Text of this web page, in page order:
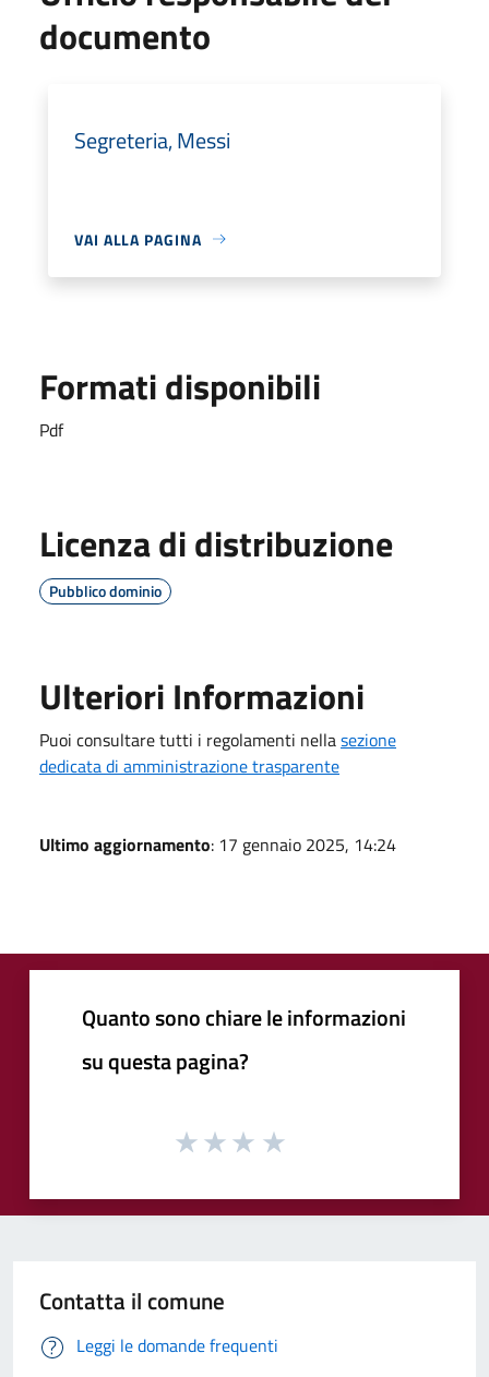
documento
Segreteria, Messi
VAI ALLA PAGINA
Formati disponibili
Pdf
Licenza di distribuzione
Pubblico dominio
Ulteriori Informazioni
Puoi consultare tutti i regolamenti nellasezione
dedicata di amministrazione trasparente
Ultimo aggiornamento: 17 gennaio 2025, 14:24
Quanto sono chiare le informazioni
su questa pagina?
Contatta il comune
Leggi le domande frequenti